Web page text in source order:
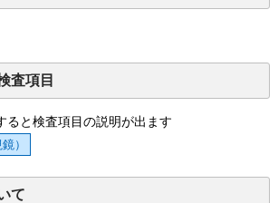
査項目
と検査項目の説明が出ます
）
て